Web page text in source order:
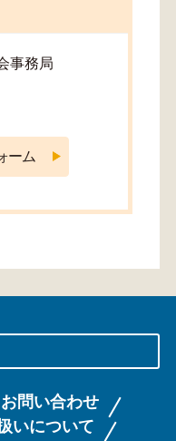
事務局
お問い合わせ
いについて